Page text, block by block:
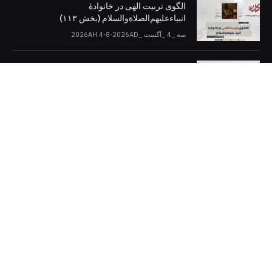
الگوی تربیت الهی در خانوادۀ
انبیاءعلیهم‌الصلاةو‌السلام (بخش ۱۱۳)
سه _4 _آگست _2026AH 4-8-2026AD